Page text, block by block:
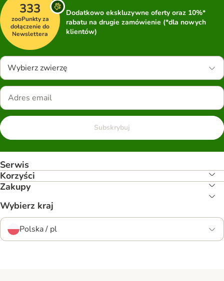
333
zooPunkty za
dołączenie do
Newslettera
Dodatkowo ekskluzywne oferty oraz 10%*
rabatu na drugie zamówienie (*dla nowych
klientów)
Wybierz zwierzę
Subskrybuj
Serwis
Korzyści
Zakupy
Wybierz kraj
Polska / pl